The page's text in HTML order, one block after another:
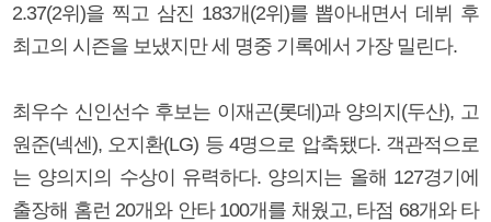
2.37(2위)을 찍고 삼진 183개(2위)를 뽑아내면서 데뷔 후
최고의 시즌을 보냈지만 세 명중 기록에서 가장 밀린다.
최우수 신인선수 후보는 이재곤(롯데)과 양의지(두산), 고
원준(넥센), 오지환(LG) 등 4명으로 압축됐다. 객관적으로
는 양의지의 수상이 유력하다. 양의지는 올해 127경기에
출장해 홈런 20개와 안타 100개를 채웠고, 타점 68개와 타